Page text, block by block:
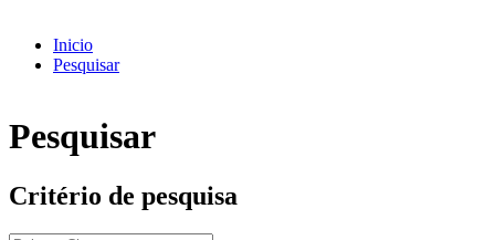
Inicio
Pesquisar
Pesquisar
Critério de pesquisa